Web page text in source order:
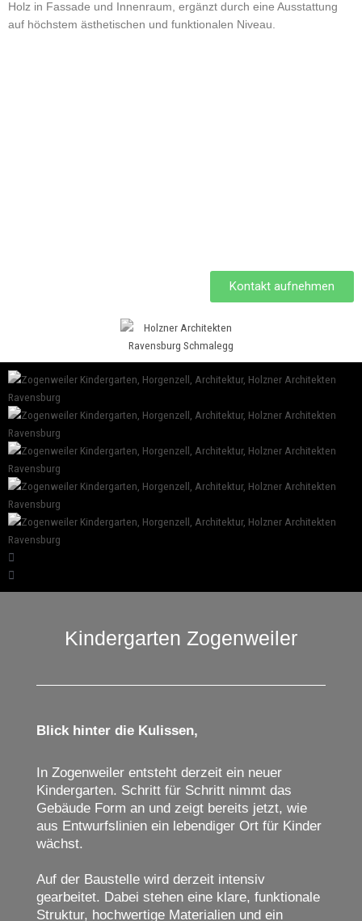
Holz in Fassade und Innenraum, ergänzt durch eine Ausstattung
auf höchstem ästhetischen und funktionalen Niveau.
Kontakt aufnehmen
Kindergarten Zogenweiler
Blick hinter die Kulissen,
In Zogenweiler entsteht derzeit ein neuer
Kindergarten. Schritt für Schritt nimmt das
Gebäude Form an und zeigt bereits jetzt, wie
aus Entwurfslinien ein lebendiger Ort für Kinder
wächst.
Auf der Baustelle wird derzeit intensiv
gearbeitet. Dabei stehen eine klare, funktionale
Struktur, hochwertige Materialien und ein